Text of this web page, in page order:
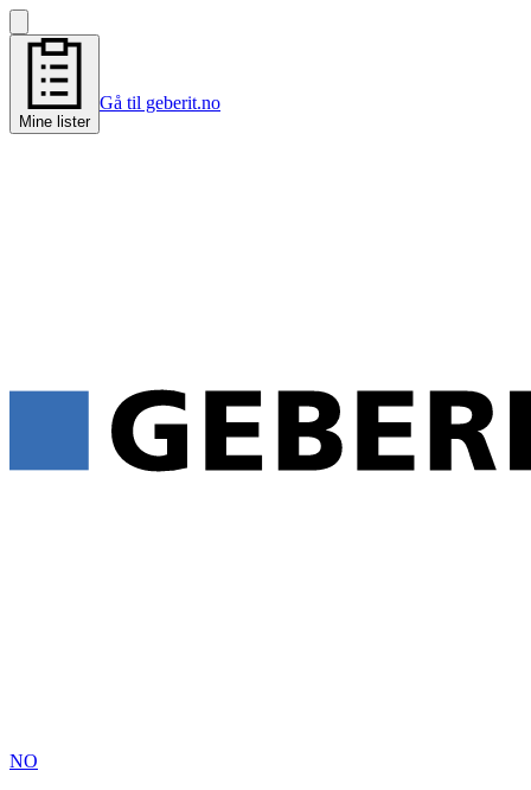
Mine lister
Gå til geberit.no
NO